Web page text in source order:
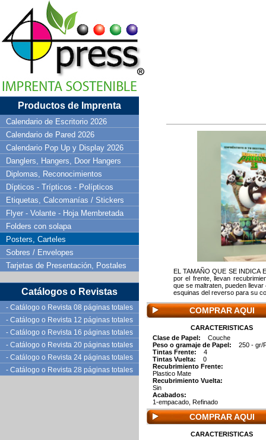
Productos de Imprenta
Calendario de Escritorio 2026
Calendario de Pared 2026
Calendario Pop Up y Display 2026
Danglers, Hangers, Door Hangers
Diplomas, Reconocimientos
Dípticos - Trípticos - Polípticos
Etiquetas, Calcomanías / Stickers
Flyer - Volante - Hoja Membretada
Folders con solapa
Posters, Carteles
Sobres / Envelopes
Tarjetas de Presentación, Postales
Catálogos o Revistas
- Catálogo o Revista 08 páginas totales
- Catálogo o Revista 12 páginas totales
- Catálogo o Revista 16 páginas totales
- Catálogo o Revista 20 páginas totales
- Catálogo o Revista 24 páginas totales
- Catálogo o Revista 28 páginas totales
EL TAMAÑO QUE SE INDICA
por el frente, llevan
que se maltraten, pueden
esquinas del reverso para su
COMPRAR AQUI
CARACTERISTICAS
Clase de Papel: Couche
Peso o gramaje de Papel: 250 - gr/
Tintas Frente: 4
Tintas Vuelta: 0
Recubrimiento Frente:
Plastico Mate
Recubrimiento Vuelta:
Sin
Acabados:
1-empacado, Refinado
COMPRAR AQUI
CARACTERISTICAS